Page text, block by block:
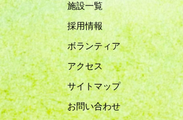
施設一覧
採用情報
ボランティア
アクセス
サイトマップ
お問い合わせ